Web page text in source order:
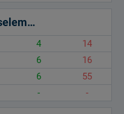
KOLB GmbH Verbindungselemente
4
14
6
16
6
55
- -